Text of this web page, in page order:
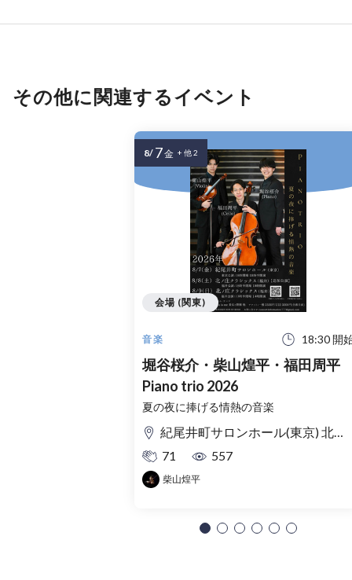
その他に関連するイベント
音楽 18:30 開
堀谷桜介・柴山煌平・福田周平
Piano trio 2026
夏の夜に捧げる情熱の音楽
紀尾井町サロンホール(東京) 北ノ庄クラシックス(福井)
71
557
柴山煌平
会場 (関東)
8/ 7金 + 他 2